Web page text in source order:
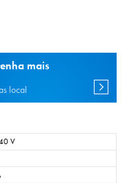
mais
local
V